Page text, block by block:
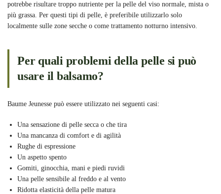
potrebbe risultare troppo nutriente per la pelle del viso normale, mista o
più grassa. Per questi tipi di pelle, è preferibile utilizzarlo solo
localmente sulle zone secche o come trattamento notturno intensivo.
Per quali problemi della pelle si può
usare il balsamo?
Baume Jeunesse può essere utilizzato nei seguenti casi:
Una sensazione di pelle secca o che tira
Una mancanza di comfort e di agilità
Rughe di espressione
Un aspetto spento
Gomiti, ginocchia, mani e piedi ruvidi
Una pelle sensibile al freddo e al vento
Ridotta elasticità della pelle matura